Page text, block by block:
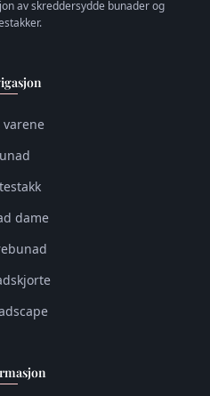
av skreddersydde bunader og
varene
dame